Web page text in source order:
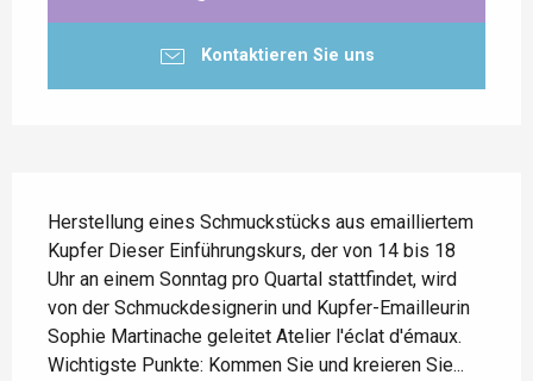
Kontaktieren Sie uns
Herstellung eines Schmuckstücks aus emailliertem
Kupfer Dieser Einführungskurs, der von 14 bis 18
Uhr an einem Sonntag pro Quartal stattfindet, wird
von der Schmuckdesignerin und Kupfer-Emailleurin
Sophie Martinache geleitet Atelier l'éclat d'émaux.
Wichtigste Punkte: Kommen Sie und kreieren Sie...